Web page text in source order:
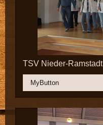
TSV Nieder-Ramstadt
MyButton